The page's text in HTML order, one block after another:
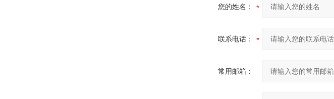
您的姓名：
联系电话：
常用邮箱：